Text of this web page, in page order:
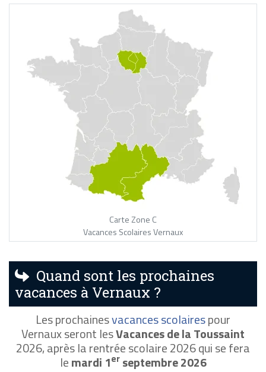
Carte Zone C
Vacances Scolaires Vernaux
Quand sont les prochaines
vacances à Vernaux ?
Les prochainesvacances scolairespour
Vernaux seront lesVacances de la Toussaint
2026, après la rentrée scolaire 2026 qui se fera
lemardi 1erseptembre 2026